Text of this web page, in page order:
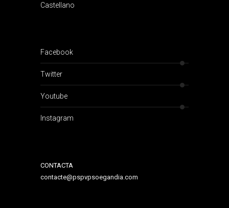
Castellano
Facebook
Twitter
Youtube
Instagram
CONTACTA
contacte@pspvpsoegandia.com